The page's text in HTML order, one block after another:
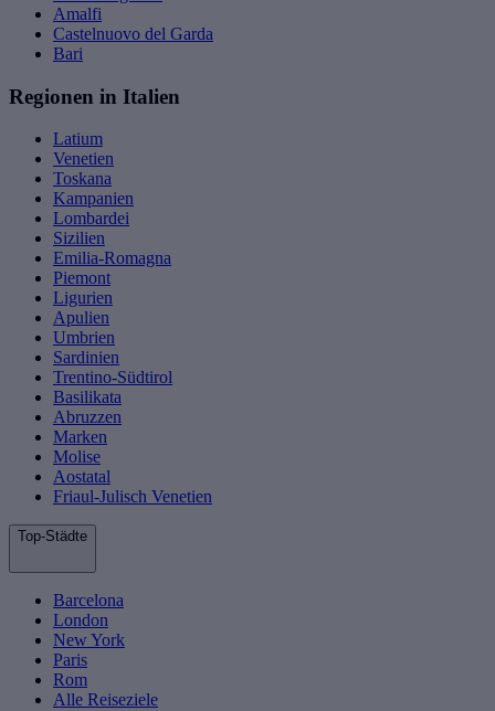
Amalfi
Castelnuovo del Garda
Bari
Regionen in Italien
Latium
Venetien
Toskana
Kampanien
Lombardei
Sizilien
Emilia-Romagna
Piemont
Ligurien
Apulien
Umbrien
Sardinien
Trentino-Südtirol
Basilikata
Abruzzen
Marken
Molise
Aostatal
Friaul-Julisch Venetien
Top-Städte
Barcelona
London
New York
Paris
Rom
Alle Reiseziele